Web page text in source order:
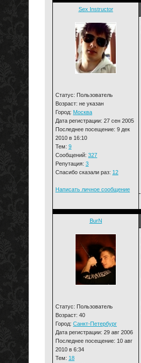
Sex Instructor
Статус: Пользователь
Возраст: не указан
Город: Москва
Дата регистрации: 27 сен 2005
Последнее посещение: 9 дек
2010 в 16:10
Тем: 9
Сообщений: 327
Репутация: 3
Спасибо сказали раз: 12
Написать личное сообщение
BurN
Статус: Пользователь
Возраст: 40
Город: Санкт-Петербург
Дата регистрации: 29 авг 2006
Последнее посещение: 10 авг
2010 в 6:34
Тем: 18